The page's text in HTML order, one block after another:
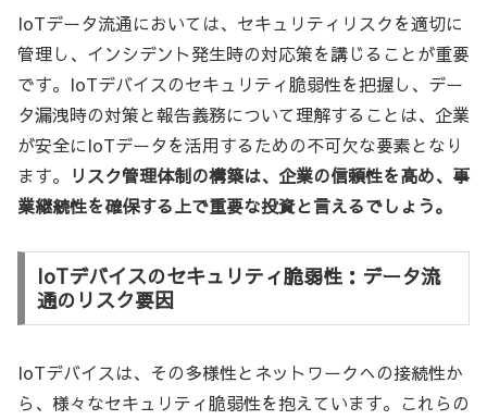
IoTデータ流通においては、セキュリティリスクを適切に
管理し、インシデント発生時の対応策を講じることが重要
です。IoTデバイスのセキュリティ脆弱性を把握し、デー
タ漏洩時の対策と報告義務について理解することは、企業
が安全にIoTデータを活用するための不可欠な要素となり
ます。 リスク管理体制の構築は、企業の信頼性を高め、事
業継続性を確保する上で重要な投資と言えるでしょう。
IoTデバイスのセキュリティ脆弱性：データ流
通のリスク要因
IoTデバイスは、その多様性とネットワークへの接続性か
ら、様々なセキュリティ脆弱性を抱えています。これらの